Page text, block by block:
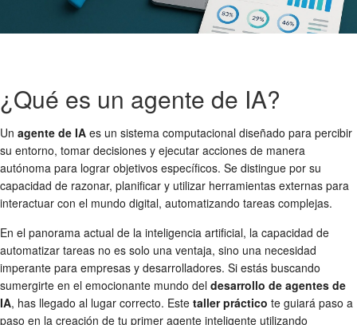
¿Qué es un agente de IA?
Un agente de IA es un sistema computacional diseñado para percibir
su entorno, tomar decisiones y ejecutar acciones de manera
autónoma para lograr objetivos específicos. Se distingue por su
capacidad de razonar, planificar y utilizar herramientas externas para
interactuar con el mundo digital, automatizando tareas complejas.
En el panorama actual de la inteligencia artificial, la capacidad de
automatizar tareas no es solo una ventaja, sino una necesidad
imperante para empresas y desarrolladores. Si estás buscando
sumergirte en el emocionante mundo del desarrollo de agentes de
IA, has llegado al lugar correcto. Este taller práctico te guiará paso a
paso en la creación de tu primer agente inteligente utilizando